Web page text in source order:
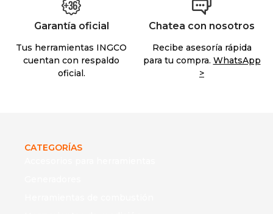
Garantía oficial
Tus herramientas INGCO
cuentan con respaldo
oficial.
Chatea con nosotros
Recibe asesoría rápida
para tu compra. WhatsApp
>
CATEGORÍAS